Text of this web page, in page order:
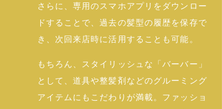
さらに、専用のスマホアプリをダウンロー
ドすることで、過去の髪型の履歴を保存で
き、次回来店時に活用することも可能。
もちろん、スタイリッシュな「バーバー」
として、道具や整髪剤などのグルーミング
アイテムにもこだわりが満載。ファッショ